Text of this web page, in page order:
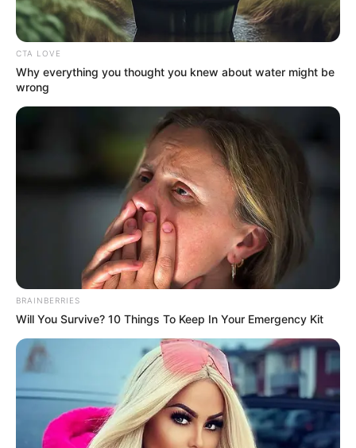
Tutur Tinular
- /10 (- Votes)
CTA LOVE
Why everything you thought you knew about water might be
wrong
BRAINBERRIES
Will You Survive? 10 Things To Keep In Your Emergency Kit